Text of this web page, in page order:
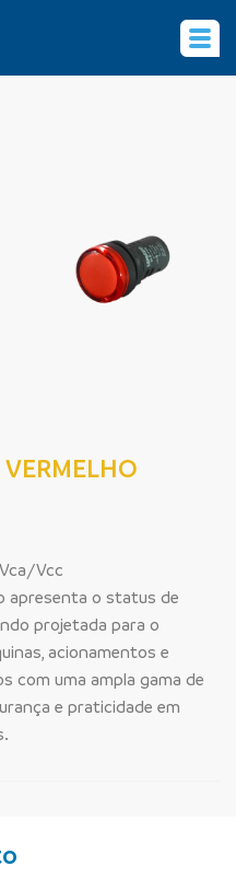
Vcc
apresenta o status de
projetada para o
acionamentos e
com uma ampla gama de
e praticidade em